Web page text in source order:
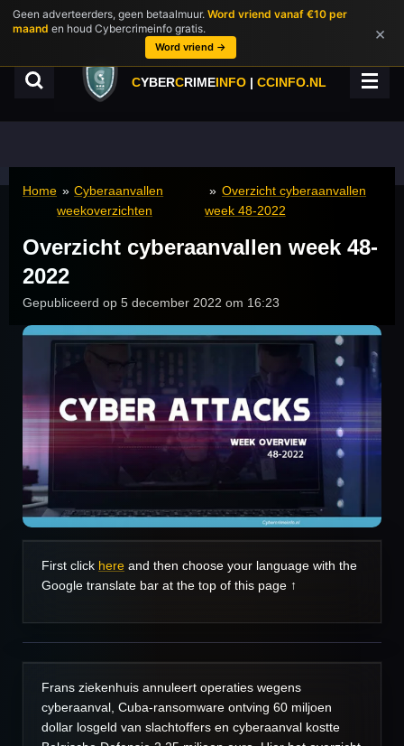
Geen adverteerders, geen betaalmuur. Word vriend vanaf €10 per
maand en houd Cybercrimeinfo gratis.
Word vriend →
×
Ga
direct
hoofdinhoud
CYBERCRIMEINFO | CCINFO.NL
Home » Cyberaanvallen
weekoverzichten
» Overzicht cyberaanvallen
week 48-2022
Overzicht cyberaanvallen week 48-
2022
Gepubliceerd op 5 december 2022 om 16:23
First click here and then choose your language with the
Google translate bar at the top of this page ↑
Frans ziekenhuis annuleert operaties wegens
cyberaanval, Cuba-ransomware ontving 60 miljoen
dollar losgeld van slachtoffers en cyberaanval kostte